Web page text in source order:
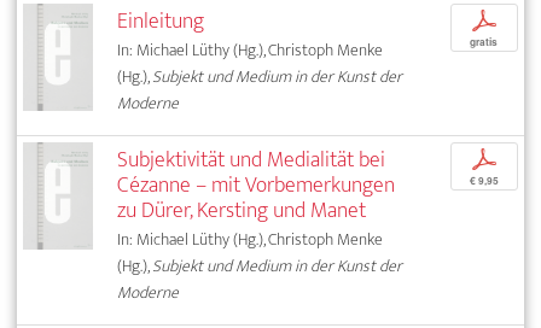
Einleitung
In: Michael Lüthy (Hg.), Christoph Menke
(Hg.),Subjekt und Medium in der Kunst der
Moderne
p
gratis
Subjektivität und Medialität bei
Cézanne – mit Vorbemerkungen
zu Dürer, Kersting und Manet
In: Michael Lüthy (Hg.), Christoph Menke
(Hg.),Subjekt und Medium in der Kunst der
Moderne
p
€ 9,95